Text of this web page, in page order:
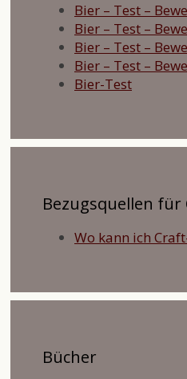
Bier – Test –
Bier – Test –
Bier – Test –
Bier – Test –
Bier-Test
Bezugsquellen für
Wo kann ich
Bücher